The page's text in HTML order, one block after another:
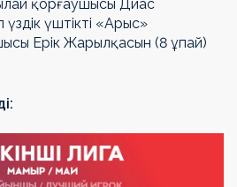
қорғаушысы Диас
үштікті «Арыс»
Ерік Жарылқасын (8 ұпай)